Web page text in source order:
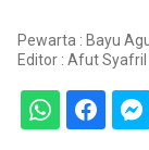
Pewarta : Bayu
Editor : Afut Syafril